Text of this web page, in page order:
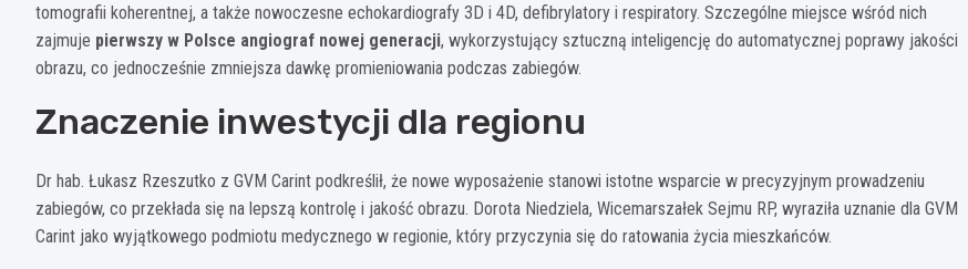
tomografii koherentnej, a także nowoczesne echokardiografy 3D i 4D, defibrylatory i respiratory. Szczególne miejsce wśród nich
zajmuje pierwszy w Polsce angiograf nowej generacji, wykorzystujący sztuczną inteligencję do automatycznej poprawy jakości
obrazu, co jednocześnie zmniejsza dawkę promieniowania podczas zabiegów.
Znaczenie inwestycji dla regionu
Dr hab. Łukasz Rzeszutko z GVM Carint podkreślił, że nowe wyposażenie stanowi istotne wsparcie w precyzyjnym prowadzeniu
zabiegów, co przekłada się na lepszą kontrolę i jakość obrazu. Dorota Niedziela, Wicemarszałek Sejmu RP, wyraziła uznanie dla GVM
Carint jako wyjątkowego podmiotu medycznego w regionie, który przyczynia się do ratowania życia mieszkańców.